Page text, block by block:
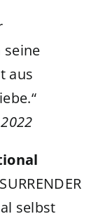
seine
aus
selbst